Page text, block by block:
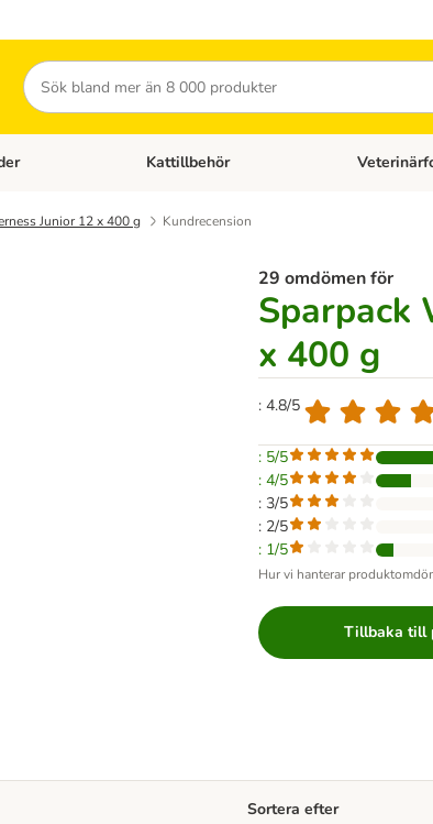
Sök
menu: HundtillbehörOpen category menu: Kattfoder
Kattillbehör Open
Junior 12 x 400 g Kundrecension
29 omdömen för
Sparpack
x 400 g
: 4.8/5
: 5/5
: 4/5
: 3/5
: 2/5
: 1/5
Hur vi hanterar
Tillbaka till
Sortera efter